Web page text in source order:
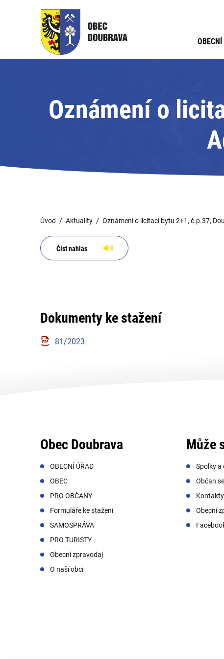
Oznámení o
Úvod Aktuality Oznámení o licitaci bytu 2+1, č.p.37,
Číst nahlas
Dokumenty ke stažení
81/2023
Obec Doubrava
OBECNÍ ÚŘAD
OBEC
PRO OBČANY
Formuláře ke stažení
SAMOSPRÁVA
PRO TURISTY
Obecní zpravodaj
O naší obci
Může
Spolky a
Občan
Kontakty
Obecní